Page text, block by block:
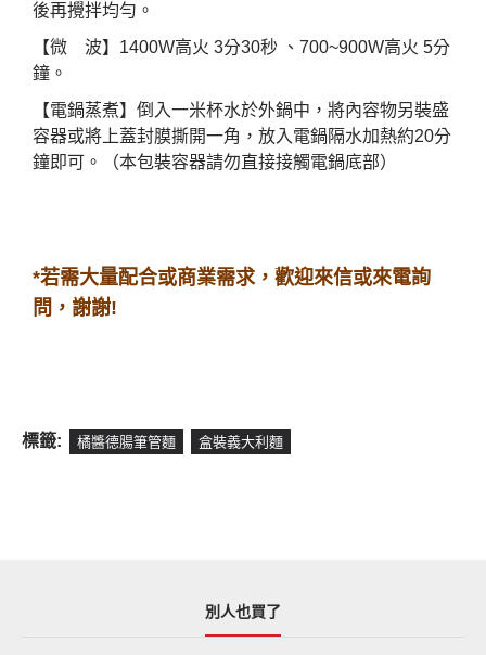
後再攪拌均勻。
【微
波】 1400W高火 3分30秒 、 700~900W高火 5分
鐘。
【電鍋蒸煮】倒入一米杯水於外鍋中，將內容物另裝盛
容器或將上蓋封膜撕開一角，放入電鍋隔水加熱約20分
鐘即可。（本包裝容器請勿直接接觸電鍋底部）
*若需大量配合或商業需求，歡迎來信或來電詢
問，謝謝!
標籤: 橘醬德腸筆管麵 盒裝義大利麵
別人也買了